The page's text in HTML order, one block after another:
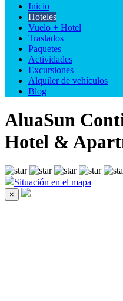
Inicio
Hoteles
Vuelo + Hotel
Traslados
Paquetes
Actividades
Excursiones
Alquiler de vehículos
Blog
AluaSun
Hotel &
Situación en el mapa
×